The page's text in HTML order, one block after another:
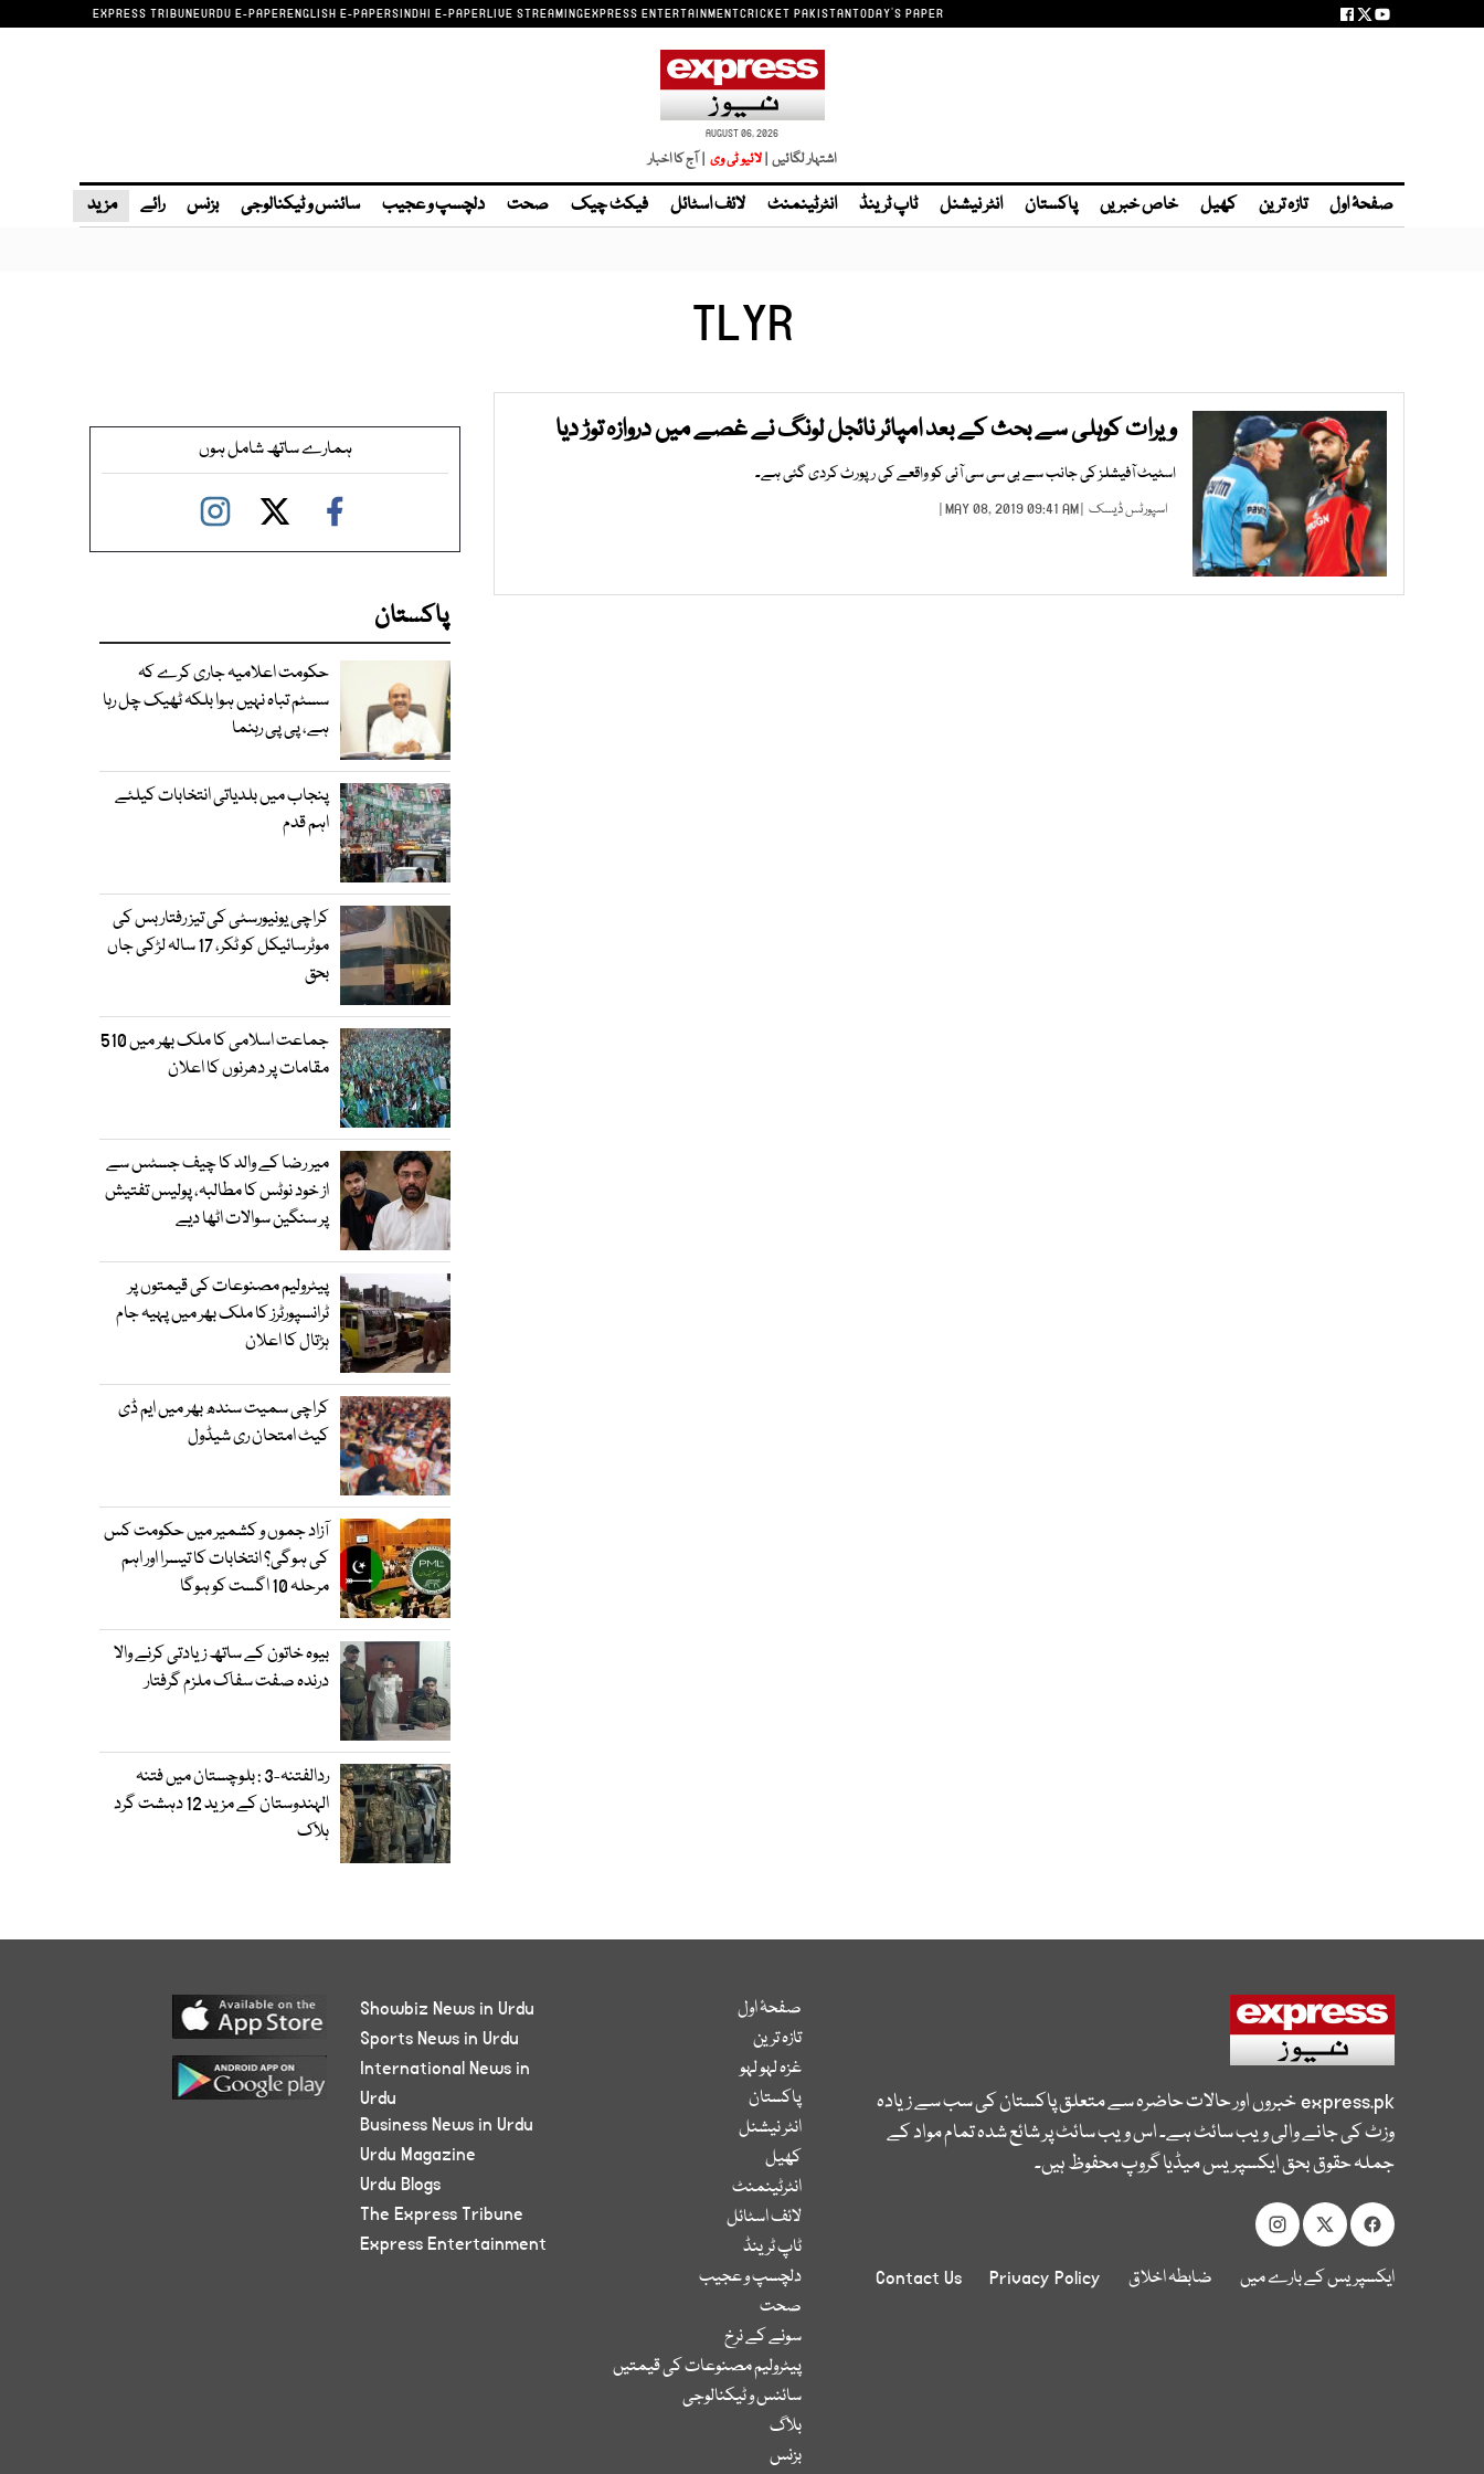
EXPRESS TRIBUNEURDU E-PAPERENGLISH E-PAPERSINDHI E-PAPERLIVE STREAMINGEXPRESS ENTERTAINMENTCRICKET PAKISTANTODAY'S PAPER
AUGUST 06, 2026
اشتہار لگائیں | | آج کا اخبار
صفحۂ اول تازہ ترین کھیل خاص خبریں پاکستان انٹر نیشنل ٹاپ ٹرینڈ انٹرٹینمنٹ لائف اسٹائل فیکٹ چیک صحت دلچسپ و عجیب سائنس و ٹیکنالوجی بزنس رائے مزید
TLYR
ویرات کوہلی سے بحث کے بعد امپائر نائجل لونگ نے غصے میں دروازہ توڑ دیا
اسٹیٹ آفیشلز کی جانب سے بی سی سی آئی کو واقعے کی رپورٹ کردی گئی ہے۔
اسپورٹس ڈیسک | MAY 08, 2019 09:41 AM |
ہمارے ساتھ شامل ہوں
پاکستان
حکومت اعلامیہ جاری کرے کہ
سسٹم تباہ نہیں ہوا بلکہ ٹھیک چل رہا
ہے، پی پی رہنما
پنجاب میں بلدیاتی انتخابات کیلئے
اہم قدم
کراچی یونیورسٹی کی تیز رفتار بس کی
موٹرسائیکل کو ٹکر، 17 سالہ لڑکی جاں
بحق
جماعت اسلامی کا ملک بھر میں 510
مقامات پر دھرنوں کا اعلان
میر رضا کے والد کا چیف جسٹس سے
از خود نوٹس کا مطالبہ، پولیس تفتیش
پر سنگین سوالات اٹھا دیے
پیٹرولیم مصنوعات کی قیمتوں پر
ٹرانسپورٹرز کا ملک بھر میں پہیہ جام
ہڑتال کا اعلان
کراچی سمیت سندھ بھر میں ایم ڈی
کیٹ امتحان ری شیڈول
آزاد جموں و کشمیر میں حکومت کس
کی ہوگی؟ انتخابات کا تیسرا اور اہم
مرحلہ 10 اگست کو ہوگا
بیوہ خاتون کے ساتھ زیادتی کرنے والا
درندہ صفت سفاک ملزم گرفتار
ردالفتنہ-3 : بلوچستان میں فتنہ
الہندوستان کے مزید 12 دہشت گرد
ہلاک
express.pkخبروں اور حالات حاضرہ سے متعلق پاکستان کی سب سے زیادہ
وزٹ کی جانے والی ویب سائٹ ہے۔ اس ویب سائٹ پر شائع شدہ تمام مواد کے
جملہ حقوق بحق ایکسپریس میڈیا گروپ محفوظ ہیں۔
ایکسپریس کے بارے میں ضابطہ اخلاق Privacy Policy
Contact Us
صفحۂ اول
تازہ ترین
غزہ لہو لہو
پاکستان
انٹر نیشنل
کھیل
انٹرٹینمنٹ
لائف اسٹائل
ٹاپ ٹرینڈ
دلچسپ و عجیب
صحت
سونے کے نرخ
پیٹرولیم مصنوعات کی قیمتیں
سائنس و ٹیکنالوجی
بلاگ
بزنس
Showbiz News in Urdu
Sports News in Urdu
International News in
Urdu
Business News in Urdu
Urdu Magazine
Urdu Blogs
The Express Tribune
Express Entertainment